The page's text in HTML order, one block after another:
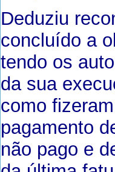
Deduziu
concluído a
tendo os
da sua
como
pagamento
não pago e